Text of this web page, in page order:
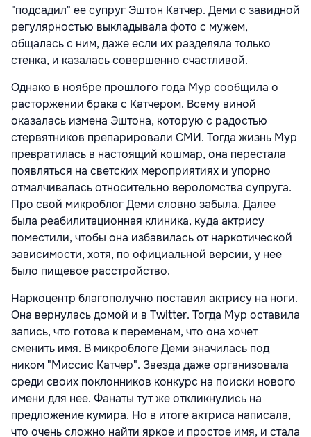
"подсадил" ее супруг Эштон Катчер. Деми с завидной
регулярностью выкладывала фото с мужем,
общалась с ним, даже если их разделяла только
стенка, и казалась совершенно счастливой.
Однако в ноябре прошлого года Мур сообщила о
расторжении брака с Катчером. Всему виной
оказалась измена Эштона, которую с радостью
стервятников препарировали СМИ. Тогда жизнь Мур
превратилась в настоящий кошмар, она перестала
появляться на светских мероприятиях и упорно
отмалчивалась относительно вероломства супруга.
Про свой микроблог Деми словно забыла. Далее
была реабилитационная клиника, куда актрису
поместили, чтобы она избавилась от наркотической
зависимости, хотя, по официальной версии, у нее
было пищевое расстройство.
Наркоцентр благополучно поставил актрису на ноги.
Она вернулась домой и в Twitter. Тогда Мур оставила
запись, что готова к переменам, что она хочет
сменить имя. В микроблоге Деми значилась под
ником "Миссис Катчер". Звезда даже организовала
среди своих поклонников конкурс на поиски нового
имени для нее. Фанаты тут же откликнулись на
предложение кумира. Но в итоге актриса написала,
что очень сложно найти яркое и простое имя, и стала